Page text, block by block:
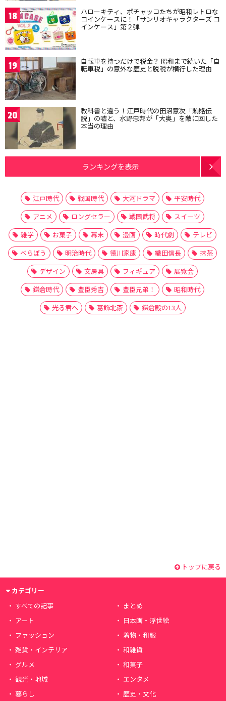
18 ハローキティ、ポチャッコたちが昭和レトロな
コインケースに！「サンリオキャラクターズ コ
インケース」第２弾
19 自転車を持つだけで税金？ 昭和まで続いた「自
転車税」の意外な歴史と脱税が横行した理由
20 教科書と違う！江戸時代の田沼意次「賄賂伝
説」の嘘と、水野忠邦が「大奥」を敵に回した
本当の理由
ランキングを表示
江戸時代 戦国時代 大河ドラマ
平安時代
アニメ
ロングセラー 戦国武将
スイーツ
雑学
お菓子 幕末 漫画 時代劇
テレビ
べらぼう
明治時代 徳川家康 織田信長
抹茶
デザイン
文房具 フィギュア
展覧会
鎌倉時代
豊臣秀吉 豊臣兄弟！
昭和時代
光る君へ
葛飾北斎 鎌倉殿の13人
トップに戻る
カテゴリー
すべての記事
まとめ
アート
日本画・浮世絵
ファッション
着物・和服
雑貨・インテリア
和雑貨
グルメ
和菓子
観光・地域
エンタメ
暮らし
歴史・文化